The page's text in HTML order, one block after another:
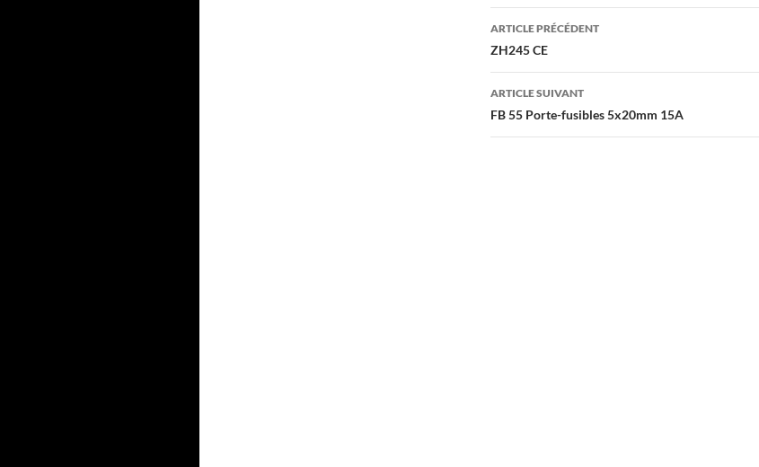
Navigation
des
articles
ARTICLE PRÉCÉDENT
ZH245 CE
ARTICLE SUIVANT
FB 55 Porte-fusibles 5x20mm 15A